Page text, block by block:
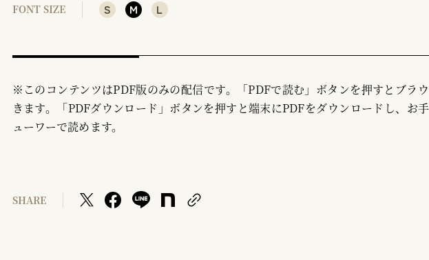
FONT SIZE S M L
※このコンテンツはPDF版のみの配信です。「PDFで読む」ボタンを押すとブラ
きます。「PDFダウンロード」ボタンを押すと端末にPDFをダウンロードし、お
ューワーで読めます。
SHARE